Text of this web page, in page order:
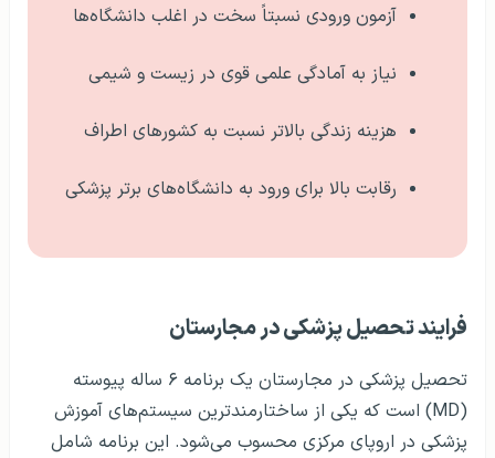
آزمون ورودی نسبتاً سخت در اغلب دانشگاه‌ها
نیاز به آمادگی علمی قوی در زیست و شیمی
هزینه زندگی بالاتر نسبت به کشورهای اطراف
رقابت بالا برای ورود به دانشگاه‌های برتر پزشکی
فرایند تحصیل پزشکی در مجارستان
تحصیل پزشکی در مجارستان یک برنامه ۶ ساله پیوسته
(MD) است که یکی از ساختارمندترین سیستم‌های آموزش
پزشکی در اروپای مرکزی محسوب می‌شود. این برنامه شامل